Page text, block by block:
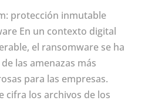
protección inmutable
En un contexto digital
el ransomware se ha
las amenazas más
para las empresas.
cifra los archivos de los